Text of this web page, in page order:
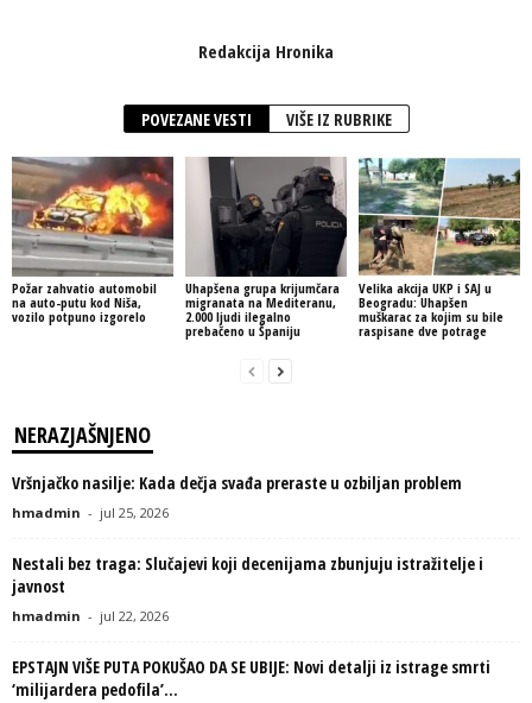
Redakcija Hronika
POVEZANE VESTI VIŠE IZ RUBRIKE
Požar zahvatio automobil
na auto-putu kod Niša,
vozilo potpuno izgorelo
Uhapšena grupa krijumčara
migranata na Mediteranu,
2.000 ljudi ilegalno
prebačeno u Španiju
Velika akcija UKP i SAJ u
Beogradu: Uhapšen
muškarac za kojim su bile
raspisane dve potrage
NERAZJAŠNJENO
Vršnjačko nasilje: Kada dečja svađa preraste u ozbiljan problem
hmadmin - jul 25, 2026
Nestali bez traga: Slučajevi koji decenijama zbunjuju istražitelje i
javnost
hmadmin - jul 22, 2026
EPSTAJN VIŠE PUTA POKUŠAO DA SE UBIJE: Novi detalji iz istrage smrti
‘milijardera pedofila’...